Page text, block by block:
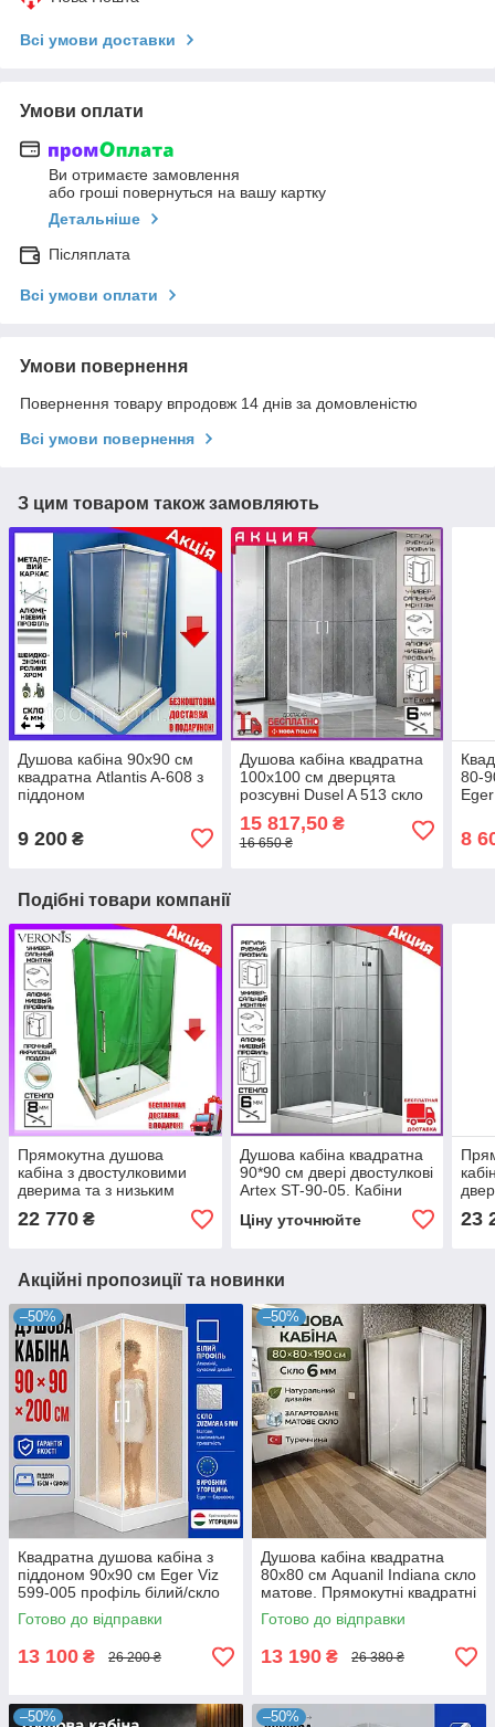
Всі умови доставки
Умови оплати
Ви отримаєте замовлення
або гроші повернуться на вашу картку
Детальніше
Післяплата
Всі умови оплати
Умови повернення
Повернення товару впродовж 14 днів за домовленістю
Всі умови повернення
З цим товаром також замовляють
Душова кабіна 90x90 см
квадратна Atlantis A-608 з
піддоном
9 200 ₴
Душова кабіна квадратна
100х100 см дверцята
розсувні Dusel A 513 скло
15 817,50₴
16 650 ₴
80-
8
Подібні товари компанії
Прямокутна душова
кабіна з двостулковими
дверима та з низьким
Veronis KN-8-08 (права)
22 770 ₴
Душова кабіна квадратна
90*90 см двері двостулкові
Artex ST-90-05. Кабіни
Ціну уточнюйте 23
Акційні пропозиції та новинки
–50%
Квадратна душова кабіна з
піддоном 90х90 см Eger Viz
599-005 профіль білий/скло
Zuzmara
Готово до відправки
13 100 ₴ 26 200 ₴
–50%
Душова кабіна квадратна
80х80 см Aquanil Indiana скло
матове. Прямокутні квадратні
душові кабіни
Готово до відправки
13 190 ₴ 26 380 ₴
–50% –50%